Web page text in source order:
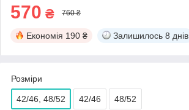
570 ₴ 760 ₴
Економія 190 ₴ Залишилось 8 днів
Розміри
42/46, 48/52 42/46 48/52